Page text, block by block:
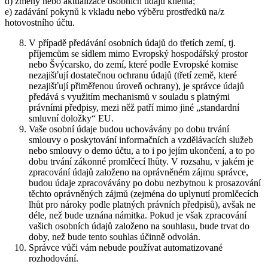
e) zadávání pokynů k vkladu nebo výběru prostředků na/z
hotovostního účtu.
V případě předávání osobních údajů do třetích zemí, tj.
příjemcům se sídlem mimo Evropský hospodářský prostor
nebo Švýcarsko, do zemí, které podle Evropské komise
nezajišťují dostatečnou ochranu údajů (třetí země, které
nezajišťují přiměřenou úroveň ochrany), je správce údajů
předává s využitím mechanismů v souladu s platnými
právními předpisy, mezi něž patří mimo jiné „standardní
smluvní doložky“ EU.
Vaše osobní údaje budou uchovávány po dobu trvání
smlouvy o poskytování informačních a vzdělávacích služeb
nebo smlouvy o demo účtu, a to i po jejím ukončení, a to po
dobu trvání zákonné promlčecí lhůty. V rozsahu, v jakém je
zpracování údajů založeno na oprávněném zájmu správce,
budou údaje zpracovávány po dobu nezbytnou k prosazování
těchto oprávněných zájmů (zejména do uplynutí promlčecích
lhůt pro nároky podle platných právních předpisů), avšak ne
déle, než bude uznána námitka. Pokud je však zpracování
vašich osobních údajů založeno na souhlasu, bude trvat do
doby, než bude tento souhlas účinně odvolán.
Správce vůči vám nebude používat automatizované
rozhodování.